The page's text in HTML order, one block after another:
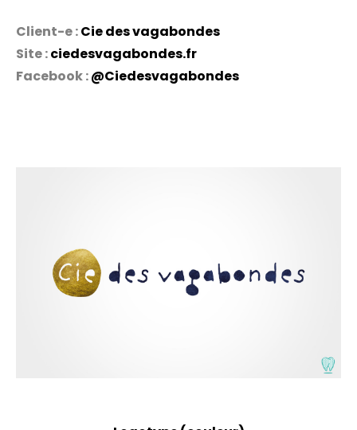
Client-e :Cie des vagabondes
Site :ciedesvagabondes.fr
Facebook :@Ciedesvagabondes